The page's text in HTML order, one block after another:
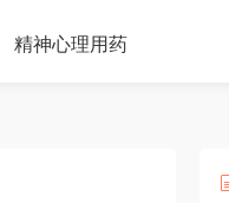
精神心理用药